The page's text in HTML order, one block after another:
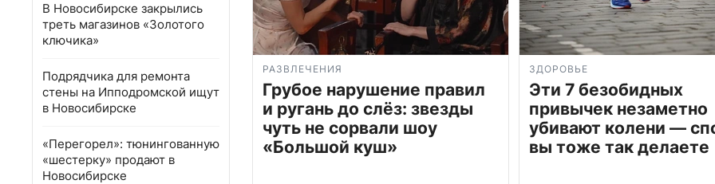
В Новосибирске закрылись
треть магазинов «Золотого
ключика»
Подрядчика для ремонта
стены на Ипподромской ищут
в Новосибирске
«Перегорел»: тюнингованную
«шестерку» продают в
Новосибирске
РАЗВЛЕЧЕНИЯ
Грубое нарушение правил
и ругань до слёз: звезды
чуть не сорвали шоу
«Большой куш»
ЗДОРОВЬЕ
Эти 7 безобидных
привычек незаметно
убивают колени —
вы тоже так делаете